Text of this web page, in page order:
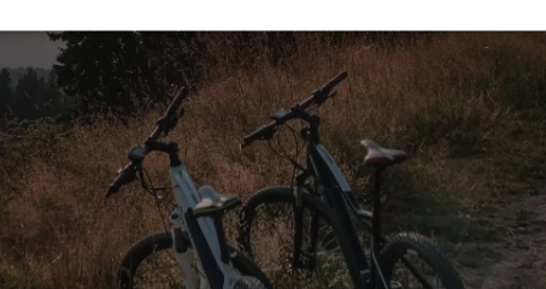
Строго необходимо Ефективност Таргетиране
Строго необходимите бисквитки позволяват основната функционалност на
управление на акаунта. Уебсайтът не може да се използва правилно без
Име
Доставчик/
Домейн
Валиден
до
Описание
cookie_notice_accepted
lisandraramos.com
bgtourism.bg
7 дни
Тази бисквитка
на потребителя